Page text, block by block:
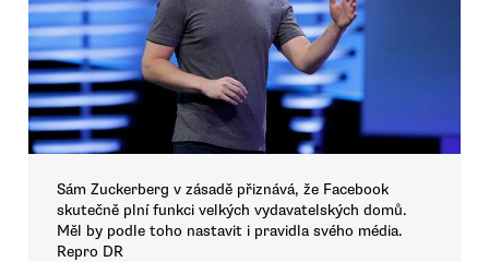
Sám Zuckerberg v zásadě přiznává, že Facebook
skutečně plní funkci velkých vydavatelských domů.
Měl by podle toho nastavit i pravidla svého média.
Repro DR